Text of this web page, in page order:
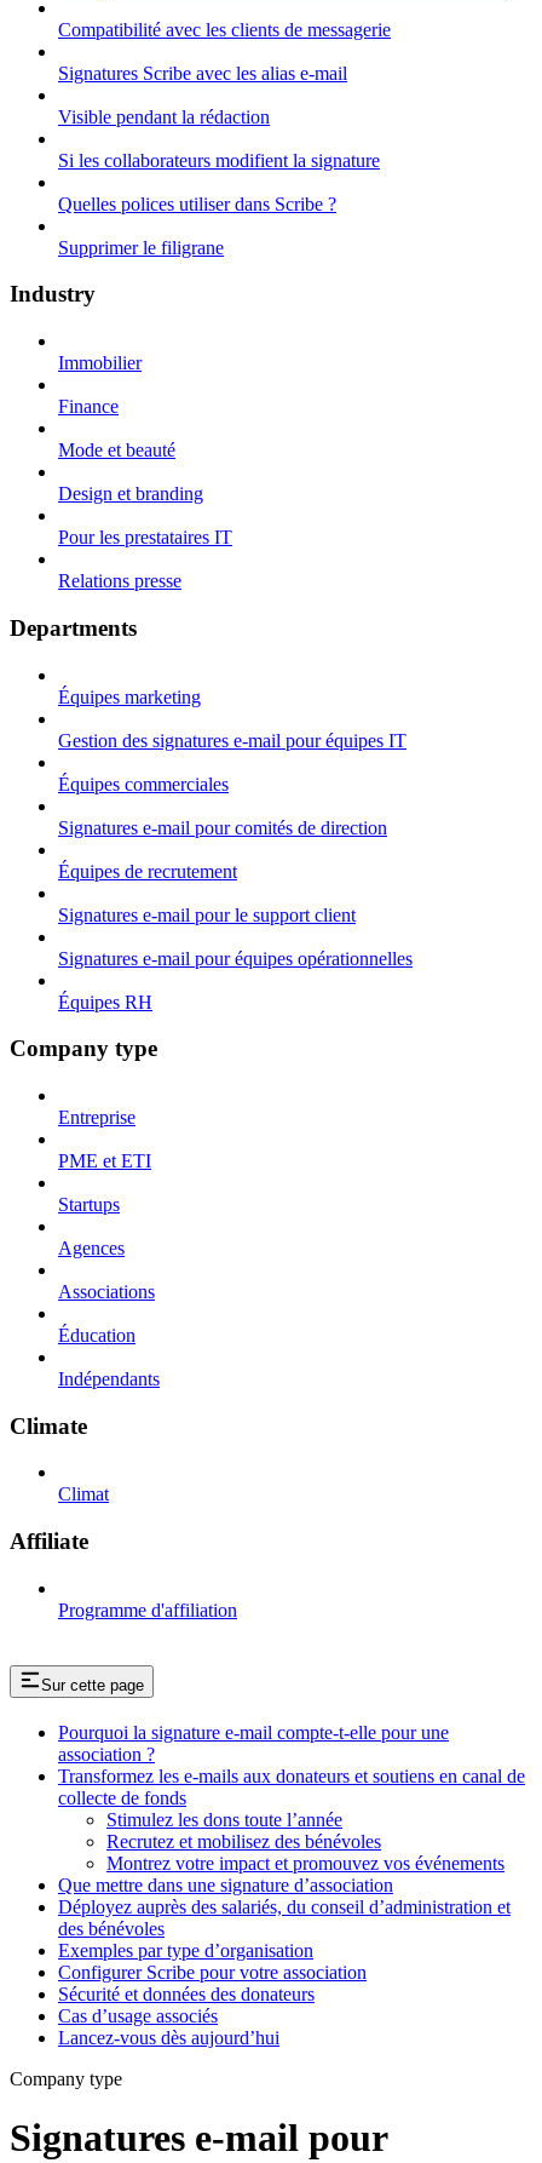
Compatibilité avec les clients de messagerie
Signatures Scribe avec les alias e-mail
Visible pendant la rédaction
Si les collaborateurs modifient la signature
Quelles polices utiliser dans Scribe ?
Supprimer le filigrane
Industry
Immobilier
Finance
Mode et beauté
Design et branding
Pour les prestataires IT
Relations presse
Departments
Équipes marketing
Gestion des signatures e-mail pour équipes IT
Équipes commerciales
Signatures e-mail pour comités de direction
Équipes de recrutement
Signatures e-mail pour le support client
Signatures e-mail pour équipes opérationnelles
Équipes RH
Company type
Entreprise
PME et ETI
Startups
Agences
Associations
Éducation
Indépendants
Climate
Climat
Affiliate
Programme d'affiliation
Sur cette page
Pourquoi la signature e-mail compte-t-elle pour une
association ?
Transformez les e-mails aux donateurs et soutiens en canal de
collecte de fonds
Stimulez les dons toute l’année
Recrutez et mobilisez des bénévoles
Montrez votre impact et promouvez vos événements
Que mettre dans une signature d’association
Déployez auprès des salariés, du conseil d’administration et
des bénévoles
Exemples par type d’organisation
Configurer Scribe pour votre association
Sécurité et données des donateurs
Cas d’usage associés
Lancez-vous dès aujourd’hui
Company type
Signatures e-mail pour